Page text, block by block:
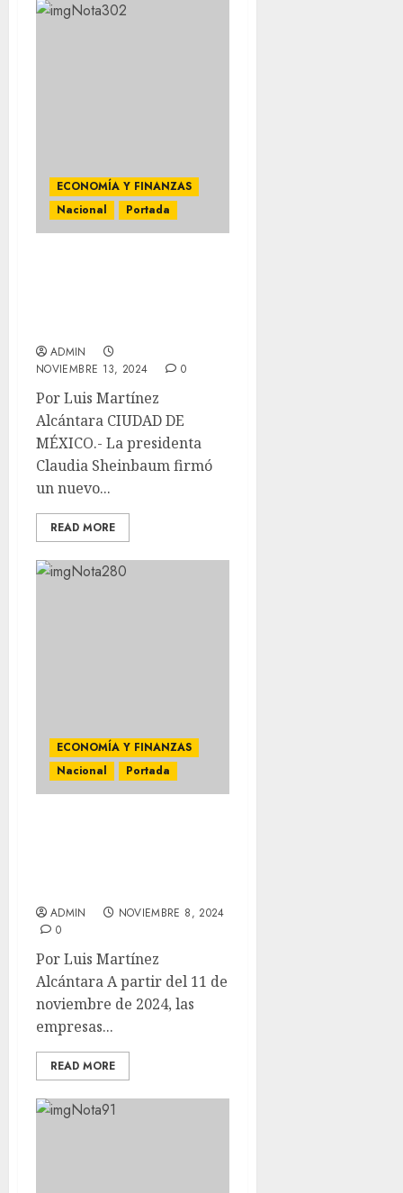
ECONOMÍA Y FINANZAS
Nacional
Portada
ADMIN
NOVIEMBRE 13, 2024
0
Por Luis Martínez
Alcántara CIUDAD DE
MÉXICO.- La presidenta
Claudia Sheinbaum firmó
un nuevo...
READ MORE
ECONOMÍA Y FINANZAS
Nacional
Portada
ADMIN
NOVIEMBRE 8, 2024
0
Por Luis Martínez
Alcántara A partir del 11 de
noviembre de 2024, las
empresas...
READ MORE